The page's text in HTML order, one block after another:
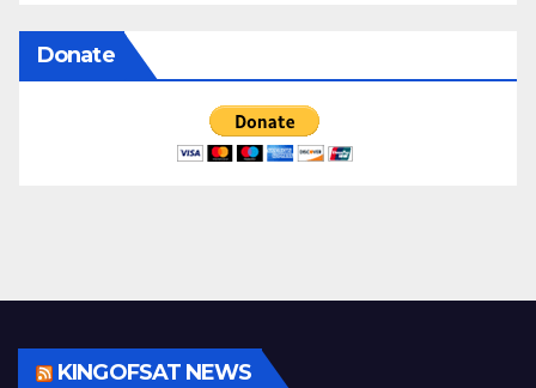
Donate
KINGOFSAT NEWS